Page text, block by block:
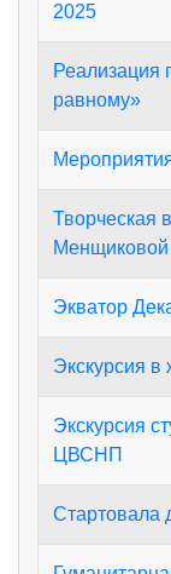
2025
Реализация
равному»
Творческая
Менщиковой
Экватор
Экскурсия
Экскурсия
ЦВСНП
Стартовала